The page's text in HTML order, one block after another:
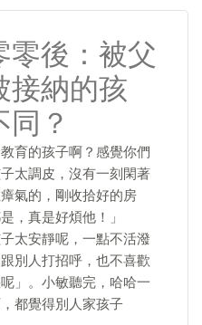
零後：被父
接納的孩
？
育的孩子啊？感覺你們
太調皮，沒有一刻閑著
氣的，剛收拾好的房
，真是好煩他！」
太安靜呢，一點不活潑
別人打招呼，也不喜歡
」。小敏聽完，哈哈一
都覺得別人家孩子